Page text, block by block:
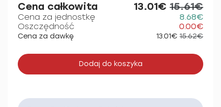
Cena całkowita 13.01€ 15.61€
Cena za jednostkę
8.68€
Oszczędność
0.00€
Cena za dawkę 13.01€ 15.62€
Dodaj do koszyka